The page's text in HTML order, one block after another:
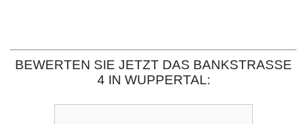
BEWERTEN SIE JETZT DAS BANKSTRASSE 4
IN WUPPERTAL: